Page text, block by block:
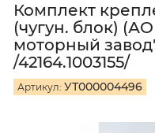
Комплект
(чугун. блок)
моторный
/42164.1003155/
Артикул: УТ000004496